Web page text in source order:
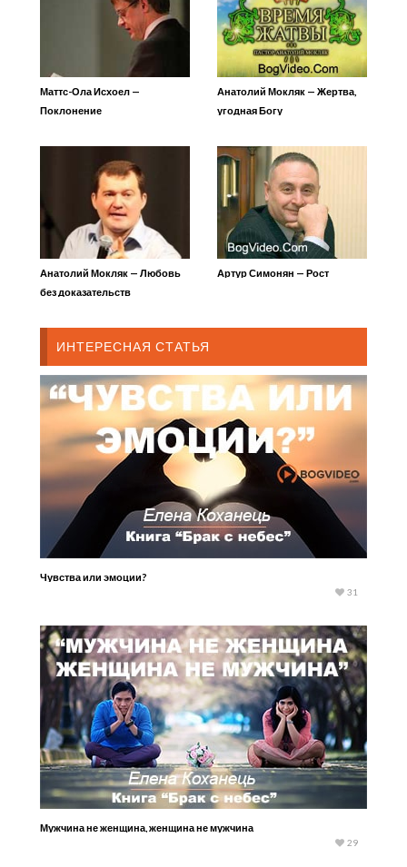
Маттс-Ола Исхоел —
Поклонение
Анатолий Мокляк — Жертва,
угодная Богу
Анатолий Мокляк — Любовь
без доказательств
Артур Симонян — Рост
ИНТЕРЕСНАЯ СТАТЬЯ
Чувства или эмоции?
31
Мужчина не женщина, женщина не мужчина
29